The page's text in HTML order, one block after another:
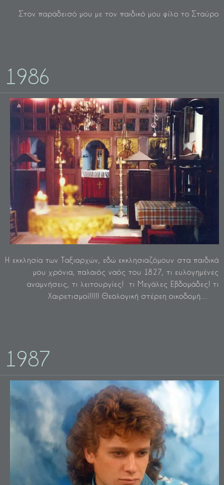
Στον παράδεισό μου με τον παιδικό μου φίλο το Σταύρο
1986
Η εκκλησία των Ταξιαρχών, εδώ εκκλησιαζόμουν στα παιδικά
μου χρόνια, παλαιός ναός του 1827, τι ευλογημένες
αναμνήσεις, τι λειτουργίες! τι Μεγάλες Εβδομάδες! τι
Χαιρετισμοί!!!!! Θεολογική στέρεη οικοδομή…
1987